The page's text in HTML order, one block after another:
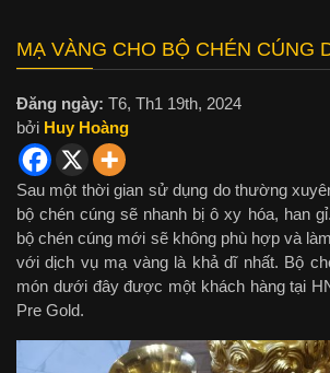
MẠ VÀNG CHO BỘ CHÉN CÚNG
Đăng ngày: T6, Th1 19th, 2024
bởi Huy Hoàng
Sau một thời gian sử dụng do thường
bộ chén cúng sẽ nhanh bị ô xy hóa, han
bộ chén cúng mới sẽ không phù hợp và
với dịch vụ mạ vàng là khả dĩ nhất. Bộ
món dưới đây được một khách hàng tại
Pre Gold.